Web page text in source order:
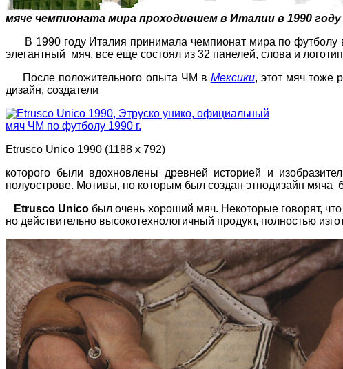
мяче чемпионата мира проходившем в Италии в 1990 году
В 1990 году Италия принимала чемпионат мира по футболу
элегантный мяч, все еще состоял из 32 панелей, слова и
После положительного опыта ЧМ в Мексики, этот мяч тоже
дизайн, создатели
Etrusco Unico 1990 (1188 х 792)
которого были вдохновлены древней историей и
полуострове. Мотивы, по которым был создан этнодизайн мяча
Etrusco Unico был очень хороший мяч. Некоторые говорят,
но действительно высокотехнологичный продукт, полностью